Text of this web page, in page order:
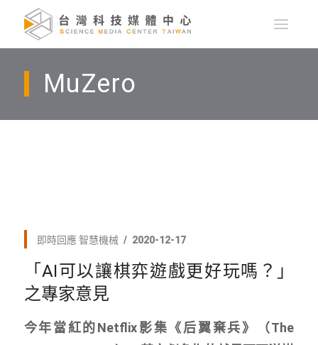
MuZero
即時回應 智慧機械 2020-12-17
「AI可以讓棋弈遊戲更好玩嗎？」
之專家意見
今年當紅的Netflix影集《后翼棄兵》（The